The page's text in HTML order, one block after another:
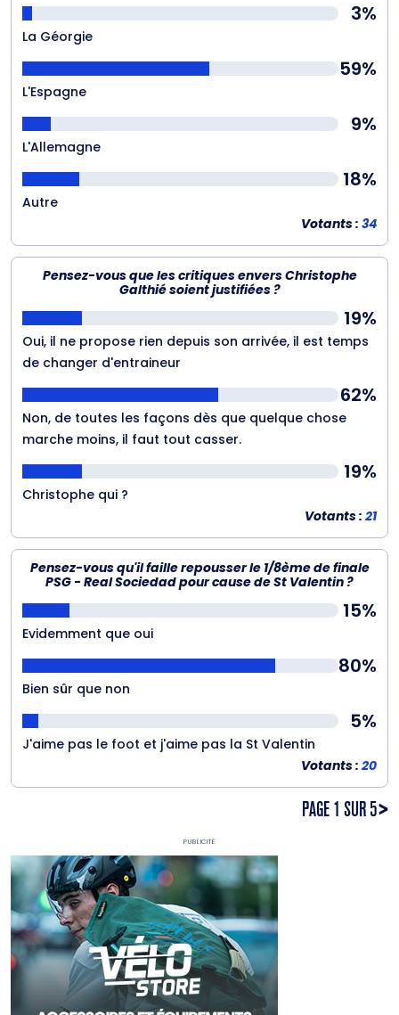
3%
La Géorgie
59%
L'Espagne
9%
L'Allemagne
18%
Autre
Votants : 34
Pensez-vous que les critiques envers Christophe
Galthié soient justifiées ?
19%
Oui, il ne propose rien depuis son arrivée, il est temps
de changer d'entraineur
62%
Non, de toutes les façons dès que quelque chose
marche moins, il faut tout casser.
19%
Christophe qui ?
Votants : 21
Pensez-vous qu'il faille repousser le 1/8ème de finale
PSG - Real Sociedad pour cause de St Valentin ?
15%
Evidemment que oui
80%
Bien sûr que non
5%
J'aime pas le foot et j'aime pas la St Valentin
Votants : 20
PAGE 1 SUR 5>
Publicité